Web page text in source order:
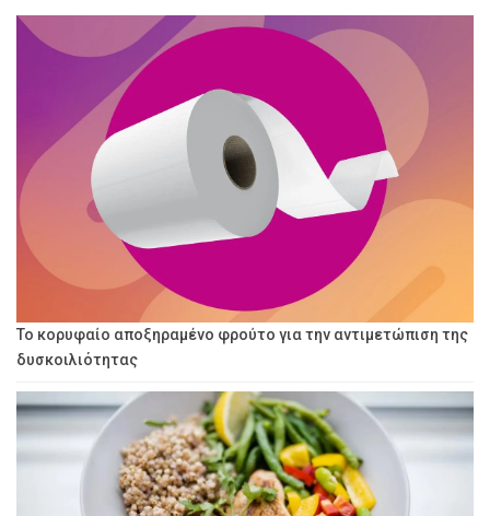
Το κορυφαίο αποξηραμένο φρούτο για την αντιμετώπιση της
δυσκοιλιότητας